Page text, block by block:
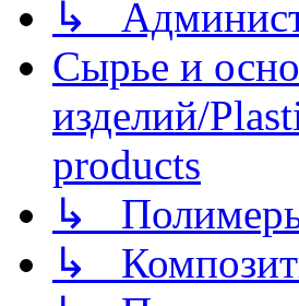
↳
Сырье и
изделий/
products
↳
↳